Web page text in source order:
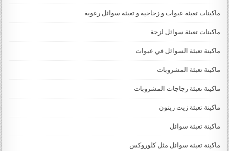
ماكينات تعبئة عبوات و زجاجية و تعبئة سوائل رغوية
ماكينات تعبئة سوائل لزجة
‏‏‏ماكينة تعبئة السوائل في عبوات
ماكينة تعبئة المشروبات
ماكينة تعبئة زجاجات المشروبات
ماكينة تعبئة زيت زيتون
ماكينة تعبئة سوائل
ماكينة تعبئة سوائل مثل كلوروكس